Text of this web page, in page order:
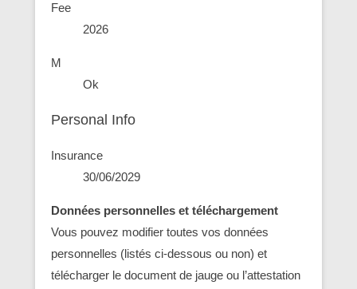
Fee
2026
M
Ok
Personal Info
Insurance
30/06/2029
Données personnelles et téléchargement
Vous pouvez modifier toutes vos données
personnelles (listés ci-dessous ou non) et
télécharger le document de jauge ou l’attestation